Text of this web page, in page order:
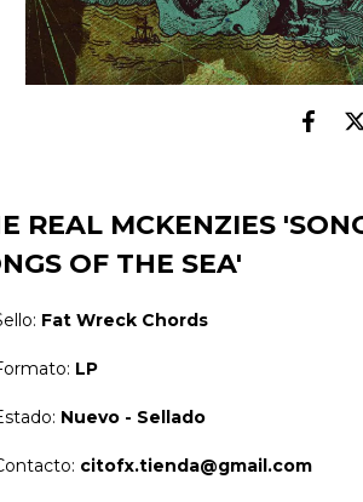
REAL MCKENZIES
OF THE SEA'
Fat Wreck Chords
LP
Nuevo - Sellado
citofx.tienda@gmail.com